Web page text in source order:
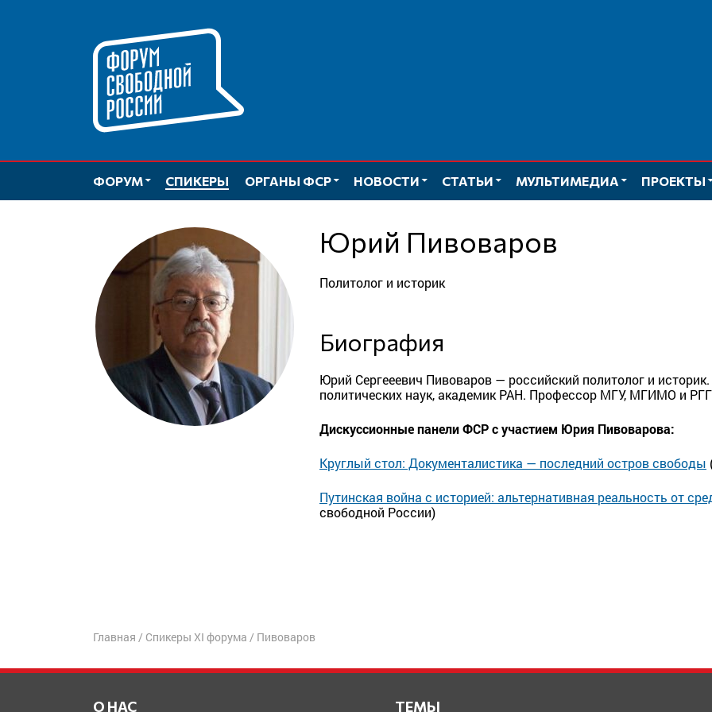
ФОРУМ СПИКЕРЫ ОРГАНЫ ФСР НОВОСТИ СТАТЬИ МУЛЬТИМЕДИА
ПРОЕКТЫ
Юрий Пивоваров
Политолог и историк
Биография
Юрий Сергееевич Пивоваров — российский политолог и
политических наук, академик РАН. Профессор МГУ, МГИМО и
Дискуссионные панели ФСР с участием Юрия Пивоварова:
Круглый стол: Документалистика — последний остров свободы
Путинская война с историей: альтернативная реальность от
свободной России)
Главная / Спикеры XI форума / Пивоваров
О НАС ТЕМЫ